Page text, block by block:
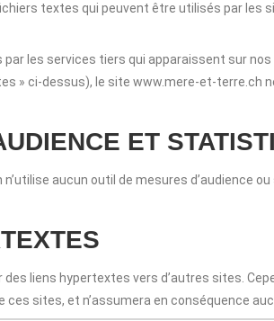
textes qui peuvent être utilisés par les
par les services tiers qui apparaissent sur
» ci-dessus), le site www.mere-et-terre.ch
ET
aucun outil de mesures d’audience
liens hypertextes vers d’autres sites.
ces sites, et n’assumera en conséquence